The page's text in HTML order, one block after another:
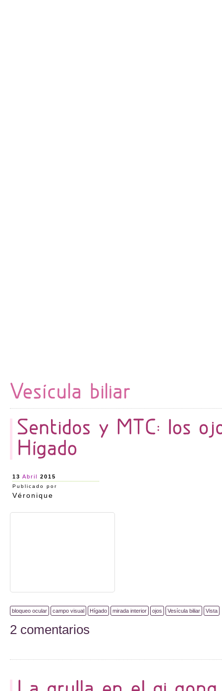
13 Abril 2015
Publicado por
Véronique
bloqueo ocular campo visual Hígado mirada interior ojos Vesícula biliar Vista
2 comentarios